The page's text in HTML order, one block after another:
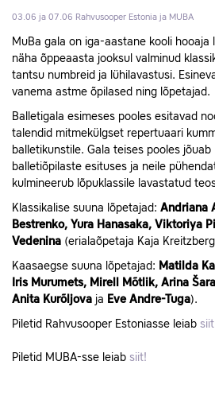
03.06 ja 07.06 Rahvusooper Estonia ja MUBA
MuBa gala on iga-aastane kooli hooaja
näha õppeaasta jooksul valminud
tantsu numbreid ja lühilavastusi.
vanema astme õpilased ning lõpetajad.
Balletigala esimeses pooles esitavad
talendid mitmekülgset repertuaari
balletikunstile. Gala teises pooles jõuab
balletiõpilaste esituses ja neile
kulmineerub lõpuklassile lavastatud
Klassikalise suuna lõpetajad: Andriana
Bestrenko, Yura Hanasaka, Viktoriya
Vedenina (erialaõpetaja Kaja
Kaasaegse suuna lõpetajad: Matilda
Iris Murumets, Mirell Mõtlik, Arina
Anita Kurõljova ja Eve Andre-Tuga).
Piletid Rahvusooper Estoniasse leiab
Piletid MUBA-sse leiab siit!